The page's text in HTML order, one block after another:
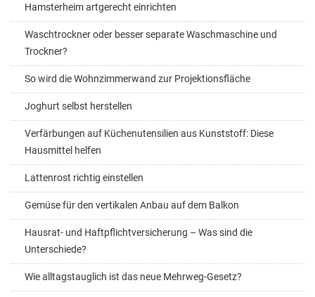
Hamsterheim artgerecht einrichten
Waschtrockner oder besser separate Waschmaschine und
Trockner?
So wird die Wohnzimmerwand zur Projektionsfläche
Joghurt selbst herstellen
Verfärbungen auf Küchenutensilien aus Kunststoff: Diese
Hausmittel helfen
Lattenrost richtig einstellen
Gemüse für den vertikalen Anbau auf dem Balkon
Hausrat- und Haftpflichtversicherung – Was sind die
Unterschiede?
Wie alltagstauglich ist das neue Mehrweg-Gesetz?